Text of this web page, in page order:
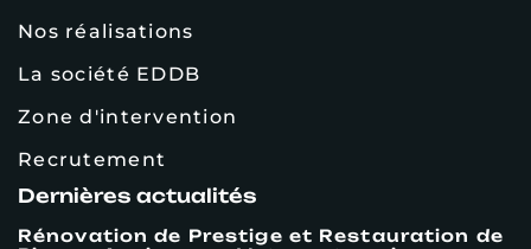
Nos réalisations
La société EDDB
Zone d'intervention
Recrutement
Dernières actualités
Rénovation de Prestige et Restauration de